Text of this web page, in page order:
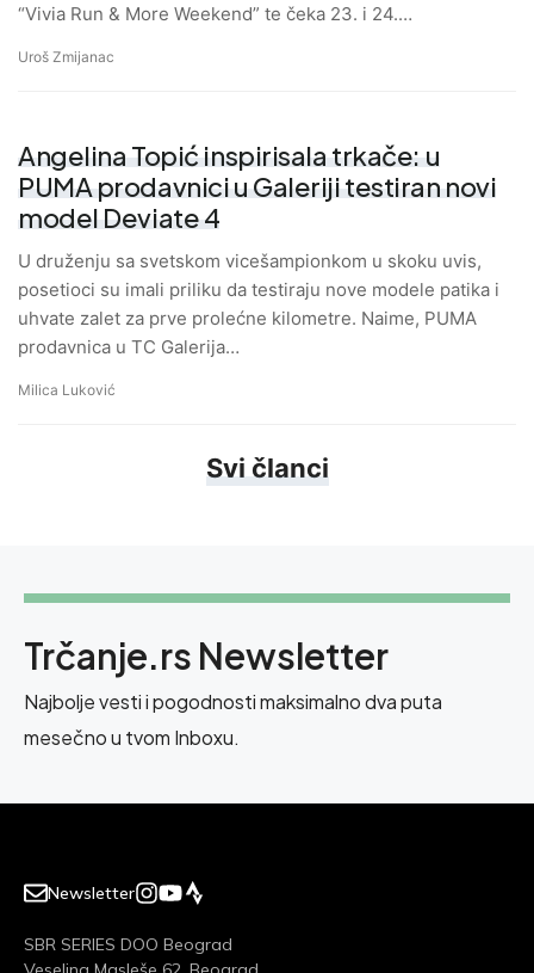
“Vivia Run & More Weekend” te čeka 23. i 24.…
Uroš Zmijanac
Angelina Topić inspirisala trkače: u
PUMA prodavnici u Galeriji testiran novi
model Deviate 4
U druženju sa svetskom vicešampionkom u skoku uvis,
posetioci su imali priliku da testiraju nove modele patika i
uhvate zalet za prve prolećne kilometre. Naime, PUMA
prodavnica u TC Galerija…
Milica Luković
Svi članci
Trčanje.rs Newsletter
Najbolje vesti i pogodnosti maksimalno dva puta
mesečno u tvom Inboxu.
Newsletter
SBR SERIES DOO Beograd